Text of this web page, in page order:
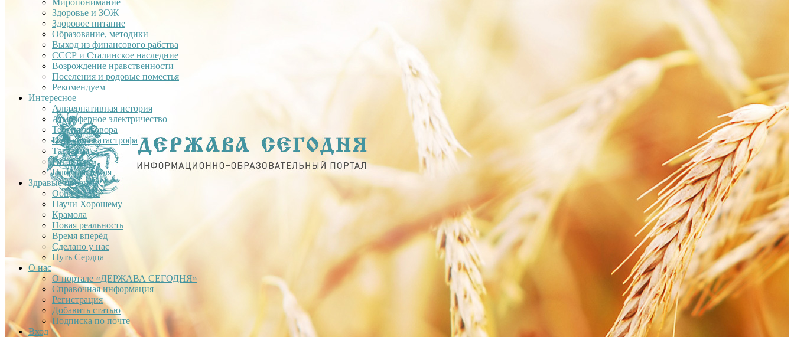
Миропонимание
Здоровье и ЗОЖ
Здоровое питание
Образование, методики
Выход из финансового рабства
СССР и Сталинское наследние
Возрождение нравственности
Поселения и родовые поместья
Рекомендуем
Интересное
Альтернативная история
Атмосферное электричество
Теория заговора
Недавняя катастрофа
Тартария
Гиганты
Плоская Земля
Здравые проекты
Общее дело
Научи Хорошему
Крамола
Новая реальность
Время вперёд
Сделано у нас
Путь Сердца
О нас
О портале «ДЕРЖАВА СЕГОДНЯ»
Справочная информация
Регистрация
Добавить статью
Подписка по почте
Вход